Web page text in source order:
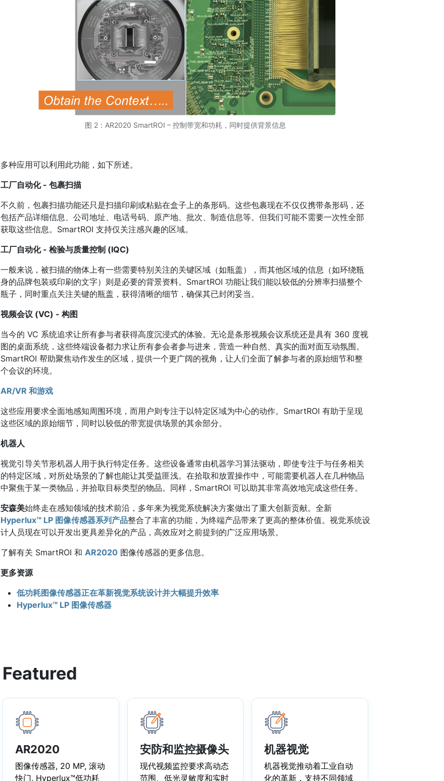
图 2：AR2020 SmartROI – 控制带宽和功耗，同时提供背景信息
多种应用可以利用此功能，如下所述。
工厂自动化 - 包裹扫描
不久前，包裹扫描功能还只是扫描印刷或粘贴在盒子上的条形码。这些包裹现在不仅仅携带条形码，还
包括产品详细信息、公司地址、电话号码、原产地、批次、制造信息等。但我们可能不需要一次性全部
获取这些信息。SmartROI 支持仅关注感兴趣的区域。
工厂自动化 - 检验与质量控制 (IQC)
一般来说，被扫描的物体上有一些需要特别关注的关键区域（如瓶盖），而其他区域的信息（如环绕瓶
身的品牌包装或印刷的文字）则是必要的背景资料。SmartROI 功能让我们能以较低的分辨率扫描整个
瓶子，同时重点关注关键的瓶盖，获得清晰的细节，确保其已封闭妥当。
视频会议 (VC) - 构图
当今的 VC 系统追求让所有参与者获得高度沉浸式的体验。无论是条形视频会议系统还是具有 360 度视
图的桌面系统，这些终端设备都力求让所有参会者参与进来，营造一种自然、真实的面对面互动氛围。
SmartROI 帮助聚焦动作发生的区域，提供一个更广阔的视角，让人们全面了解参与者的原始细节和整
个会议的环境。
AR/VR 和游戏
这些应用要求全面地感知周围环境，而用户则专注于以特定区域为中心的动作。SmartROI 有助于呈现
这些区域的原始细节，同时以较低的带宽提供场景的其余部分。
机器人
视觉引导关节形机器人用于执行特定任务。这些设备通常由机器学习算法驱动，即使专注于与任务相关
的特定区域，对所处场景的了解也能让其受益匪浅。在拾取和放置操作中，可能需要机器人在几种物品
中聚焦于某一类物品，并拾取目标类型的物品。同样，SmartROI 可以助其非常高效地完成这些任务。
安森美始终走在感知领域的技术前沿，多年来为视觉系统解决方案做出了重大创新贡献。全新
Hyperlux™ LP 图像传感器系列产品整合了丰富的功能，为终端产品带来了更高的整体价值。视觉系统设
计人员现在可以开发出更具差异化的产品，高效应对之前提到的广泛应用场景。
了解有关 SmartROI 和 AR2020 图像传感器的更多信息。
更多资源
低功耗图像传感器正在革新视觉系统设计并大幅提升效率
Hyperlux™ LP 图像传感器
Featured
AR2020
图像传感器, 20 MP, 滚动
快门, Hyperlux™低功耗
安防和监控摄像头
现代视频监控要求高动态
范围、低光灵敏度和实时
机器视觉
机器视觉推动着工业自动
化的革新，支持不同领域